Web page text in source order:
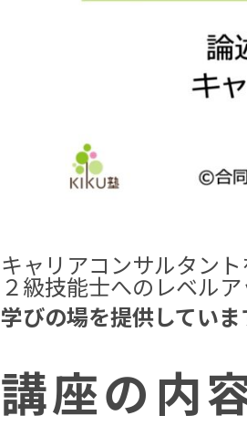
キャリアコンサルタント
２級技能士へのレベル
学びの場を提供していま
講座の内